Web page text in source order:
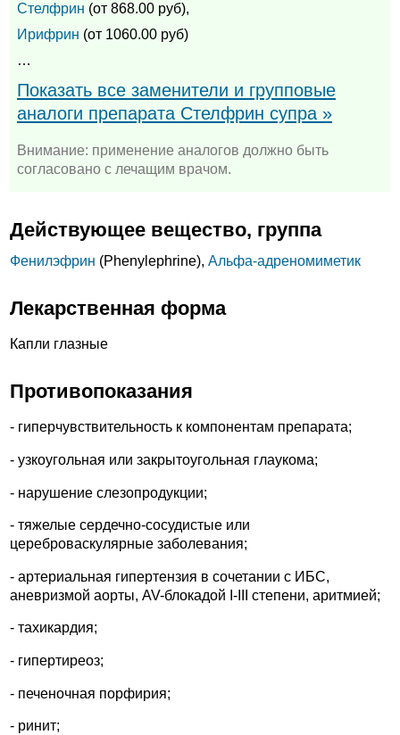
Стелфрин (от 868.00 руб),
Ирифрин (от 1060.00 руб)
…
Показать все заменители и групповые
аналоги препарата Стелфрин супра »
Внимание: применение аналогов должно быть
согласовано с лечащим врачом.
Действующее вещество, группа
Фенилэфрин (Phenylephrine), Альфа-адреномиметик
Лекарственная форма
Капли глазные
Противопоказания
- гиперчувствительность к компонентам препарата;
- узкоугольная или закрытоугольная глаукома;
- нарушение слезопродукции;
- тяжелые сердечно-сосудистые или
цереброваскулярные заболевания;
- артериальная гипертензия в сочетании с ИБС,
аневризмой аорты, AV-блокадой I-III степени, аритмией;
- тахикардия;
- гипертиреоз;
- печеночная порфирия;
- ринит;